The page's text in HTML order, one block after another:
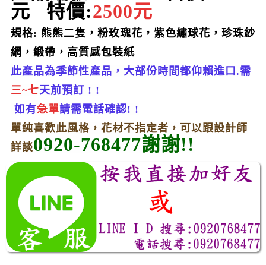
元
特價:2500元
規格: 熊熊二隻，粉玫瑰花 ，紫色繡球花 ，珍珠紗
網， 緞帶，高質感包裝紙
此產品為季節性產品，大部份時間都仰賴進口.需
三~七天前預訂 ! !
如有急單請需電話確認! !
單純喜歡此風格，花材不指定者，可以跟設計師
詳談0920-768477謝謝!!